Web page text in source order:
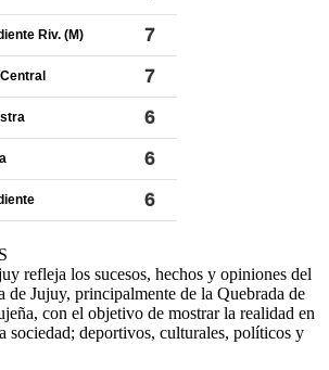
refleja los sucesos, hechos y opiniones del
de Jujuy, principalmente de la Quebrada de
con el objetivo de mostrar la realidad en
sociedad; deportivos, culturales, políticos y